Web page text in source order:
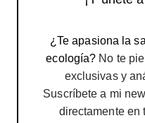
¿Te apasiona la
ecología? No te
exclusivas y
Suscríbete a mi
directamente en